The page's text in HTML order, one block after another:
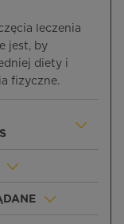
leczenia
jest, by
diety i
fizyczne.